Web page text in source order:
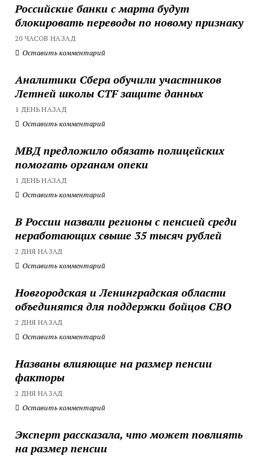
Российские банки с марта будут
блокировать переводы по новому признаку
20 ЧАСОВ НАЗАД
Оставить комментарий
Аналитики Сбера обучили участников
Летней школы CTF защите данных
1 ДЕНЬ НАЗАД
Оставить комментарий
МВД предложило обязать полицейских
помогать органам опеки
1 ДЕНЬ НАЗАД
Оставить комментарий
В России назвали регионы с пенсией среди
неработающих свыше 35 тысяч рублей
2 ДНЯ НАЗАД
Оставить комментарий
Новгородская и Ленинградская области
объединятся для поддержки бойцов СВО
2 ДНЯ НАЗАД
Оставить комментарий
Названы влияющие на размер пенсии
факторы
2 ДНЯ НАЗАД
Оставить комментарий
Эксперт рассказала, что может повлиять
на размер пенсии